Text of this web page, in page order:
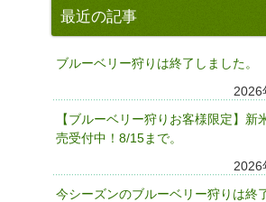
最近の記事
ブルーベリー狩りは終了しました。
2026
【ブルーベリー狩りお客様限定】新
売受付中！8/15まで。
2026
今シーズンのブルーベリー狩りは終